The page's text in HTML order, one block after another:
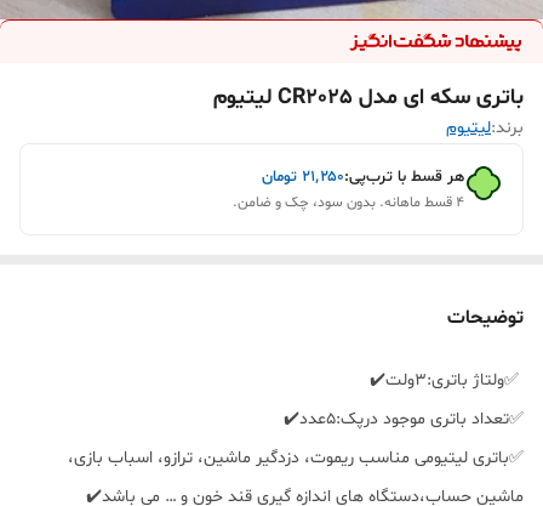
باتری سکه ای مدل CR2025 لیتیوم
برند:لیتیوم
هر قسط با ترب‌پی:۲۱٬۲۵۰ تومان
۴ قسط ماهانه. بدون سود، چک و ضامن.
توضیحات
✅️ولتاژ باتری:3ولت✔️
✅️تعداد باتری موجود درپک:5عدد✔️
✅️باتری لیتیومی مناسب ریموت، دزدگیر ماشین، ترازو، اسباب بازی،
ماشین حساب،دستگاه های اندازه گیری قند خون و … می باشد✔️